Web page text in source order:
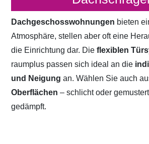
Dachgeschosswohnungen bieten
Atmosphäre, stellen aber oft eine
die Einrichtung dar. Dieflexiblen
raumplus passen sich ideal an die
und Neigung an. Wählen Sie auch
Oberflächen – schlicht oder
gedämpft.